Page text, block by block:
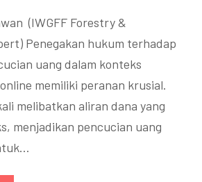
(IWGFF Forestry &
Penegakan hukum terhadap
uang dalam konteks
memiliki peranan krusial.
melibatkan aliran dana yang
menjadikan pencucian uang